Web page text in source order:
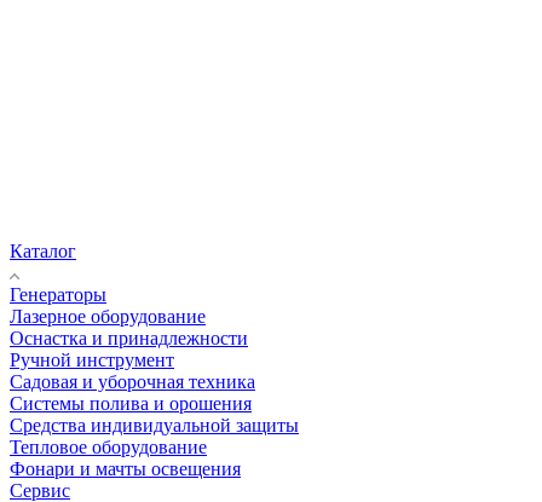
Каталог
Генераторы
Лазерное оборудование
Оснастка и принадлежности
Ручной инструмент
Садовая и уборочная техника
Системы полива и орошения
Средства индивидуальной защиты
Тепловое оборудование
Фонари и мачты освещения
Сервис